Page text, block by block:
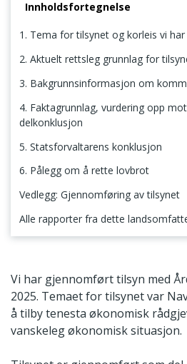
Innholdsfortegnelse
1. Tema for tilsynet og korleis vi
2. Aktuelt rettsleg grunnlag for
3. Bakgrunnsinformasjon om
4. Faktagrunnlag, vurdering opp
delkonklusjon
5. Statsforvaltarens konklusjon
6. Pålegg om å rette lovbrot
Vedlegg: Gjennomføring av tilsynet
Alle rapporter fra dette
Vi har gjennomført tilsyn med
2025. Temaet for tilsynet var
å tilby tenesta økonomisk
vanskeleg økonomisk situasjon.